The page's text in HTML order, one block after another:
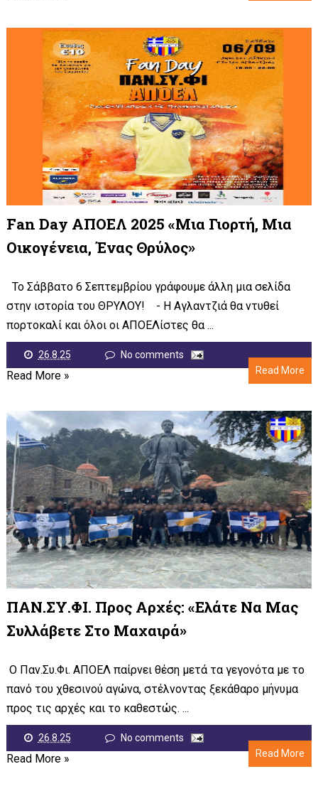
Fan Day ΑΠΟΕΛ 2025 «Μια Γιορτή, Μια
Οικογένεια, Ένας Θρύλος»
Το Σάββατο 6 Σεπτεμβρίου γράφουμε άλλη μια σελίδα
στην ιστορία του ΘΡΥΛΟΥ! - Η Αγλαντζιά θα ντυθεί
πορτοκαλί και όλοι οι ΑΠΟΕΛίστες θα ...
26.8.25
No comments
Read More
Read More »
ΠΑΝ.ΣΥ.ΦΙ. Προς Αρχές: «Ελάτε Να Μας
Συλλάβετε Στο Μαχαιρά»
Ο Παν.Συ.Φι. ΑΠΟΕΛ παίρνει θέση μετά τα γεγονότα με το
πανό του χθεσινού αγώνα, στέλνοντας ξεκάθαρο μήνυμα
προς τις αρχές και το καθεστώς. ...
26.8.25
No comments
Read More
Read More »